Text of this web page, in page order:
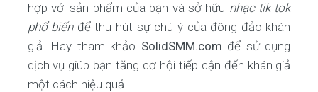
hợp với sản phẩm của bạn và sở hữu nhạc tik tok
phổ biếnđể thu hút sự chú ý của đông đảo khán
giả. Hãy tham khảo SolidSMM.com để sử dụng
dịch vụ giúp bạn tăng cơ hội tiếp cận đến khán giả
một cách hiệu quả.